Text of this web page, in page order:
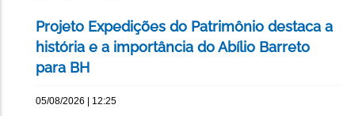
Projeto Expedições do Patrimônio destaca a
história e a importância do Abílio Barreto
para BH
05/08/2026 | 12:25